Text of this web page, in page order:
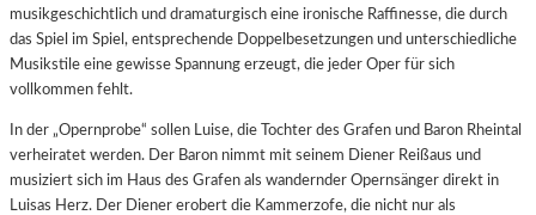
musikgeschichtlich und dramaturgisch eine ironische Raffinesse, die durch
das Spiel im Spiel, entsprechende Doppelbesetzungen und unterschiedliche
Musikstile eine gewisse Spannung erzeugt, die jeder Oper für sich
vollkommen fehlt.
In der „Opernprobe“ sollen Luise, die Tochter des Grafen und Baron Rheintal
verheiratet werden. Der Baron nimmt mit seinem Diener Reißaus und
musiziert sich im Haus des Grafen als wandernder Opernsänger direkt in
Luisas Herz. Der Diener erobert die Kammerzofe, die nicht nur als